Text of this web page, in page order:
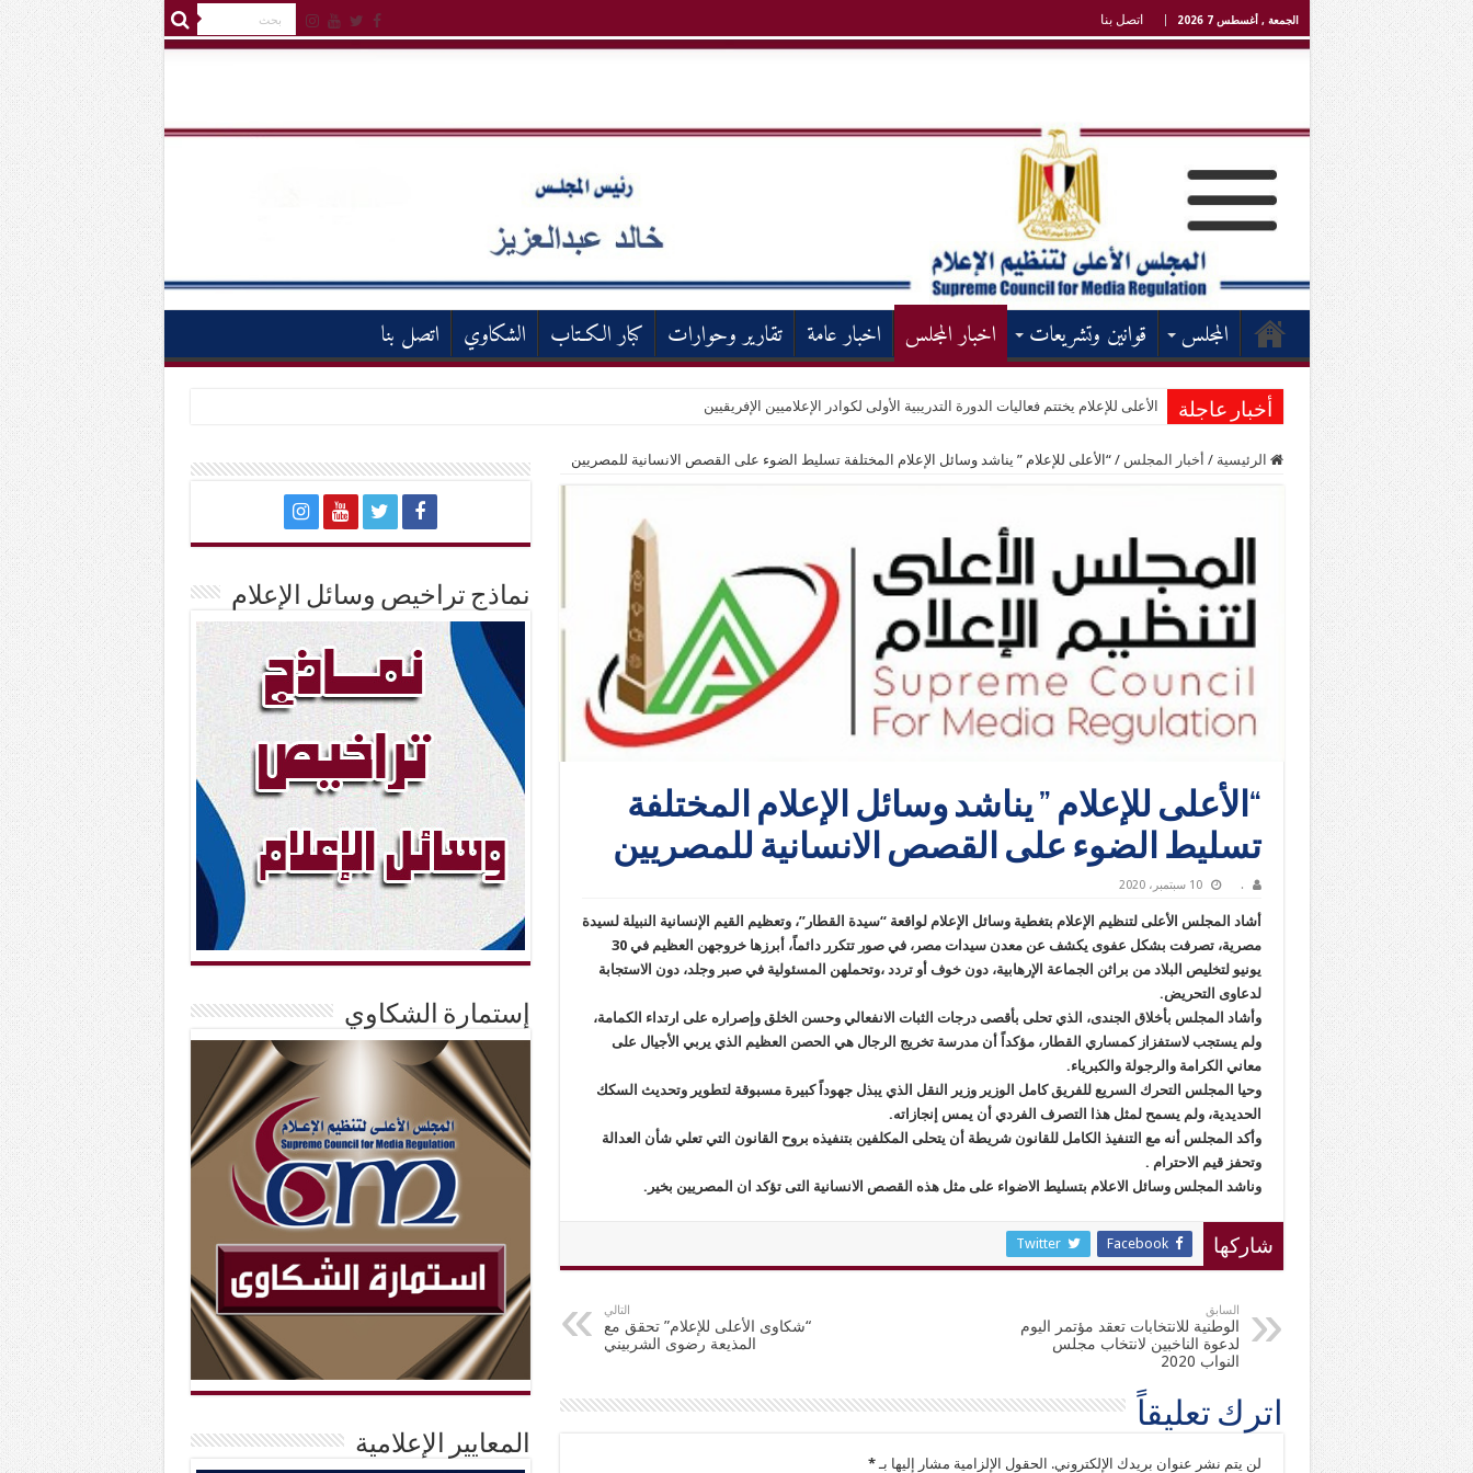
الجمعة , أغسطس 7 2026 اتصل بنا
المجلس قوانين وتشريعات اخبار المجلس اخبار عامة تقارير وحوارات كبار الكـتاب الشكاوي اتصل بنا
أخبار عاجلة الأعلى للإعلام يختتم فعاليات الدورة التدريبية الأولى لكوادر الإعلاميين الإفريقيين
الرئيسية / أخبار المجلس / “الأعلى للإعلام ” يناشد وسائل الإعلام المختلفة تسليط الضوء على القصص الانسانية للمصريين
“الأعلى للإعلام ” يناشد وسائل الإعلام المختلفة
تسليط الضوء على القصص الانسانية للمصريين
. 10 سبتمبر، 2020
أشاد المجلس الأعلى لتنظيم الإعلام بتغطية وسائل الإعلام لواقعة “سيدة القطار”، وتعظيم القيم الإنسانية النبيلة لسيدة
مصرية، تصرفت بشكل عفوى يكشف عن معدن سيدات مصر، في صور تتكرر دائماً، أبرزها خروجهن العظيم في 30
يونيو لتخليص البلاد من براثن الجماعة الإرهابية، دون خوف أو تردد ،وتحملهن المسئولية في صبر وجلد، دون الاستجابة
لدعاوى التحريض.
وأشاد المجلس بأخلاق الجندى، الذي تحلى بأقصى درجات الثبات الانفعالي وحسن الخلق وإصراره على ارتداء الكمامة،
ولم يستجب لاستفزاز كمساري القطار، مؤكداً أن مدرسة تخريج الرجال هي الحصن العظيم الذي يربي الأجيال على
معاني الكرامة والرجولة والكبرياء.
وحيا المجلس التحرك السريع للفريق كامل الوزير وزير النقل الذي يبذل جهوداً كبيرة مسبوقة لتطوير وتحديث السكك
الحديدية، ولم يسمح لمثل هذا التصرف الفردي أن يمس إنجازاته.
وأكد المجلس أنه مع التنفيذ الكامل للقانون شريطة أن يتحلى المكلفين بتنفيذه بروح القانون التي تعلي شأن العدالة
وتحفز قيم الاحترام .
وناشد المجلس وسائل الاعلام بتسليط الاضواء على مثل هذه القصص الانسانية التى تؤكد ان المصريين بخير.
شاركها Facebook
Twitter
السابق
الوطنية للانتخابات تعقد مؤتمر اليوم
لدعوة الناخبين لانتخاب مجلس
النواب 2020
التالي
“شكاوى الأعلى للإعلام” تحقق مع
المذيعة رضوى الشربيني
اترك تعليقاً
لن يتم نشر عنوان بريدك الإلكتروني. الحقول الإلزامية مشار إليها بـ*
نماذج تراخيص وسائل الإعلام
إستمارة الشكاوي
المعايير الإعلامية